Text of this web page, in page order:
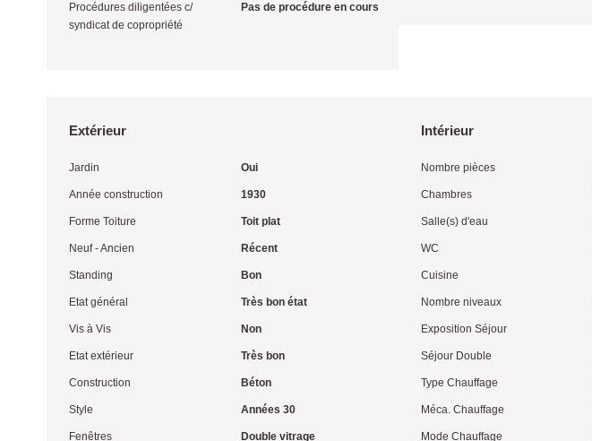
Procédures diligentées c/
syndicat de copropriété
Pas de procédure en cours
Extérieur
Jardin Oui
Année construction 1930
Forme Toiture Toit plat
Neuf - Ancien Récent
Standing Bon
Etat général Très bon état
Vis à Vis Non
Etat extérieur Très bon
Construction Béton
Style Années 30
Fenêtres Double vitrage
Intérieur
Nombre pièces
Chambres
Salle(s) d'eau
WC
Cuisine
Nombre niveaux
Exposition Séjour
Séjour Double
Type Chauffage
Méca. Chauffage
Mode Chauffage